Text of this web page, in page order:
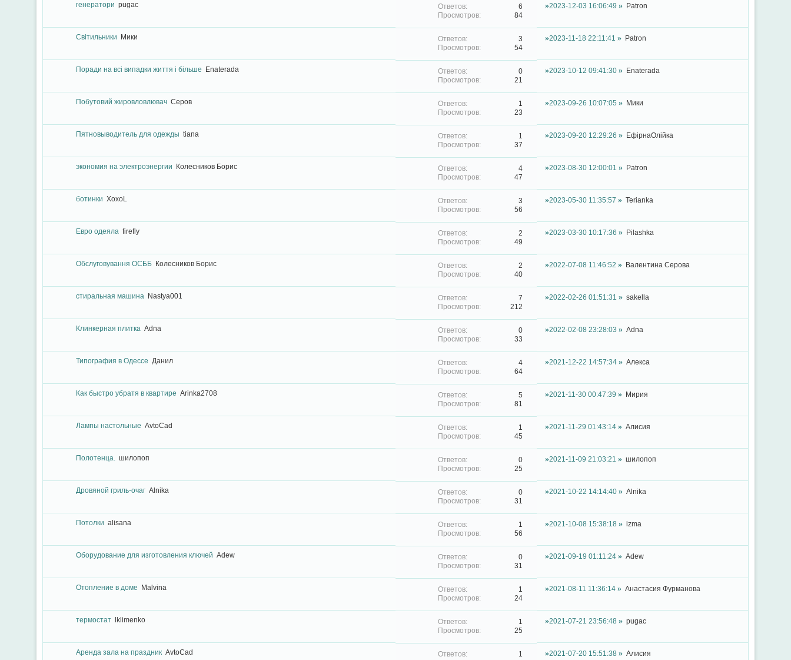
генератори pugac
6
84
2023-12-03 16:06:49 Patron
Світильники Мики
3
54
2023-11-18 22:11:41 Patron
Поради на всі випадки життя і більше Enaterada
0
21
2023-10-12 09:41:30 Enaterada
Побутовий жировловлювач Серов
1
23
2023-09-26 10:07:05 Мики
Пятновыводитель для одежды tiana
1
37
2023-09-20 12:29:26 ЕфірнаОлійка
экономия на электроэнергии Колесников Борис
4
47
2023-08-30 12:00:01 Patron
ботинки XoxoL
3
56
2023-05-30 11:35:57 Terianka
Евро одеяла firefly
2
49
2023-03-30 10:17:36 Pilashka
Обслуговування ОСББ Колесников Борис
2
40
2022-07-08 11:46:52 Валентина Серова
стиральная машина Nastya001
7
212
2022-02-26 01:51:31 sakella
Клинкерная плитка Adna
0
33
2022-02-08 23:28:03 Adna
Типография в Одессе Данил
4
64
2021-12-22 14:57:34 Алекса
Как быстро убратя в квартире Arinka2708
5
81
2021-11-30 00:47:39 Мирия
Лампы настольные AvtoCad
1
45
2021-11-29 01:43:14 Алисия
Полотенца. шилопоп
0
25
2021-11-09 21:03:21 шилопоп
Дровяной гриль-очаг Alnika
0
31
2021-10-22 14:14:40 Alnika
Потолки alisana
1
56
2021-10-08 15:38:18 izma
Оборудование для изготовления ключей Adew
0
31
2021-09-19 01:11:24 Adew
Отопление в доме Malvina
1
24
2021-08-11 11:36:14 Анастасия Фурманова
термостат lklimenko
1
25
2021-07-21 23:56:48 pugac
Аренда зала на праздник AvtoCad
1
2021-07-20 15:51:38 Алисия